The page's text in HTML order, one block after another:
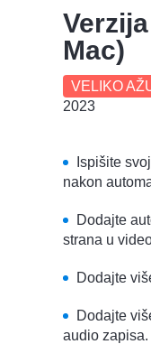
Mac)
VELIKO
2023
Ispišite
nakon
Dodajte
strana u
Dodajte
Dodajte
audio zapisa.